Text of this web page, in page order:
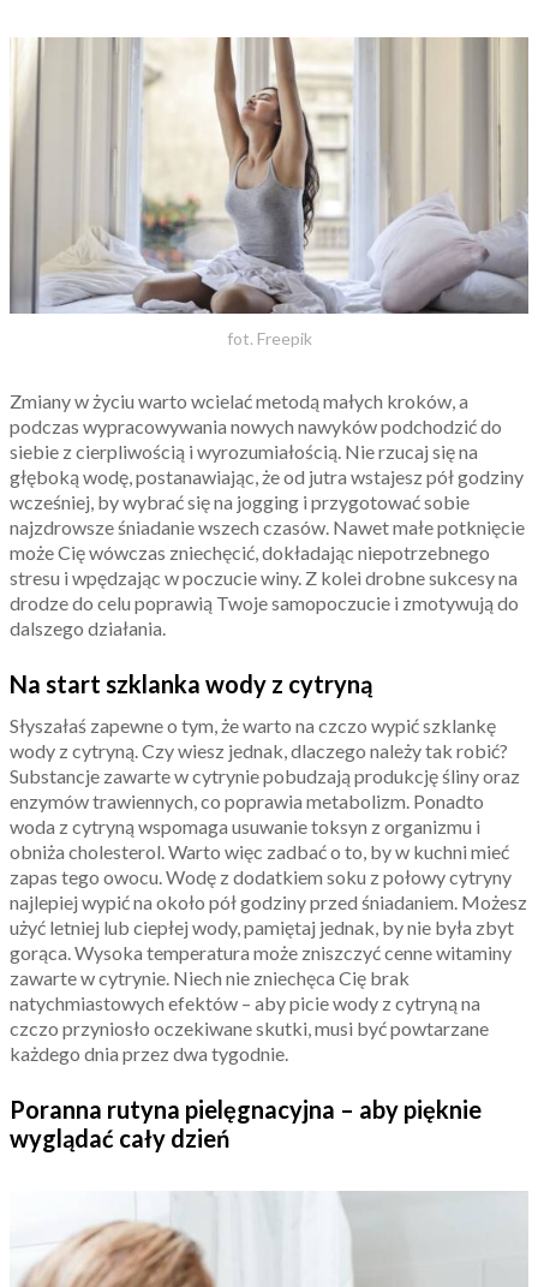
fot. Freepik
Zmiany w życiu warto wcielać metodą małych kroków, a
podczas wypracowywania nowych nawyków podchodzić do
siebie z cierpliwością i wyrozumiałością. Nie rzucaj się na
głęboką wodę, postanawiając, że od jutra wstajesz pół godziny
wcześniej, by wybrać się na jogging i przygotować sobie
najzdrowsze śniadanie wszech czasów. Nawet małe potknięcie
może Cię wówczas zniechęcić, dokładając niepotrzebnego
stresu i wpędzając w poczucie winy. Z kolei drobne sukcesy na
drodze do celu poprawią Twoje samopoczucie i zmotywują do
dalszego działania.
Na start szklanka wody z cytryną
Słyszałaś zapewne o tym, że warto na czczo wypić szklankę
wody z cytryną. Czy wiesz jednak, dlaczego należy tak robić?
Substancje zawarte w cytrynie pobudzają produkcję śliny oraz
enzymów trawiennych, co poprawia metabolizm. Ponadto
woda z cytryną wspomaga usuwanie toksyn z organizmu i
obniża cholesterol. Warto więc zadbać o to, by w kuchni mieć
zapas tego owocu. Wodę z dodatkiem soku z połowy cytryny
najlepiej wypić na około pół godziny przed śniadaniem. Możesz
użyć letniej lub ciepłej wody, pamiętaj jednak, by nie była zbyt
gorąca. Wysoka temperatura może zniszczyć cenne witaminy
zawarte w cytrynie. Niech nie zniechęca Cię brak
natychmiastowych efektów – aby picie wody z cytryną na
czczo przyniosło oczekiwane skutki, musi być powtarzane
każdego dnia przez dwa tygodnie.
Poranna rutyna pielęgnacyjna – aby pięknie
wyglądać cały dzień